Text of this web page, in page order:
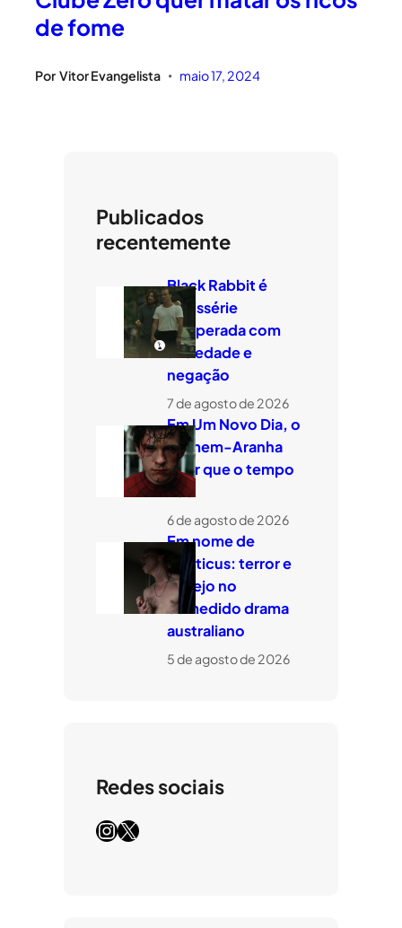
de fome
Por Vitor Evangelista • maio 17, 2024
Publicados
recentemente
Black Rabbit é
minissérie
temperada com
ansiedade e
negação
7 de agosto de 2026
Em Um Novo Dia, o
Homem-Aranha
quer que o tempo
voe
6 de agosto de 2026
Em nome de
Leviticus: terror e
desejo no
comedido drama
australiano
5 de agosto de 2026
Redes sociais
InstagramX